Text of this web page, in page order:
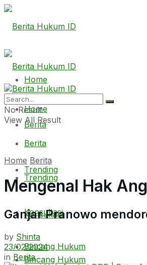
Home
Berita
Trending
Konsultasi
Bincang Hukum
Home
Berita
Trending
Konsultasi
Bincang Hukum
No Result
View All Result
Home Berita
Mengenal Hak
Ganjar Pranowo
by Shinta
23/02/2024
in Berita